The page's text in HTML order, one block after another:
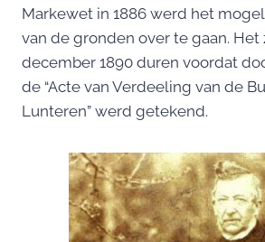
Markewet in 1886 werd het
van de gronden over te gaan. Het
december 1890 duren voordat
de “Acte van Verdeeling van de
Lunteren” werd getekend.